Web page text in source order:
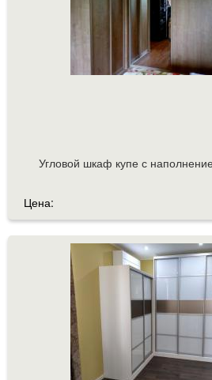
Угловой шкаф купе с
Цена: